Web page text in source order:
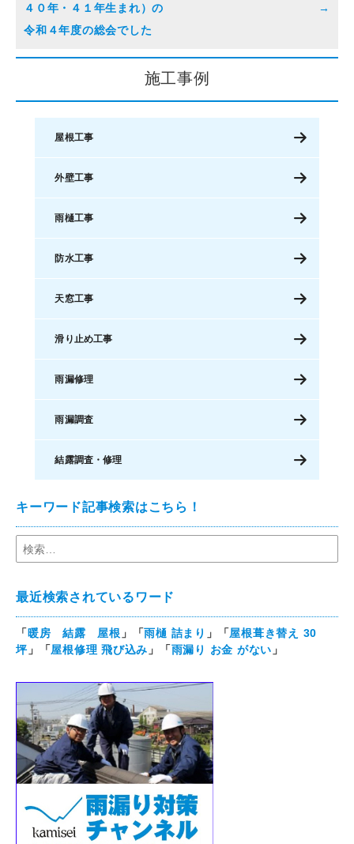
４０年・４１年生まれ）の
令和４年度の総会でした
施工事例
屋根工事
外壁工事
雨樋工事
防水工事
天窓工事
滑り止め工事
雨漏修理
雨漏調査
結露調査・修理
キーワード記事検索はこちら！
最近検索されているワード
「暖房 結露 屋根 」「雨樋 詰まり 」「屋根葺き替え 30
坪」「屋根修理 飛び込み 」「雨漏り お金 がない 」